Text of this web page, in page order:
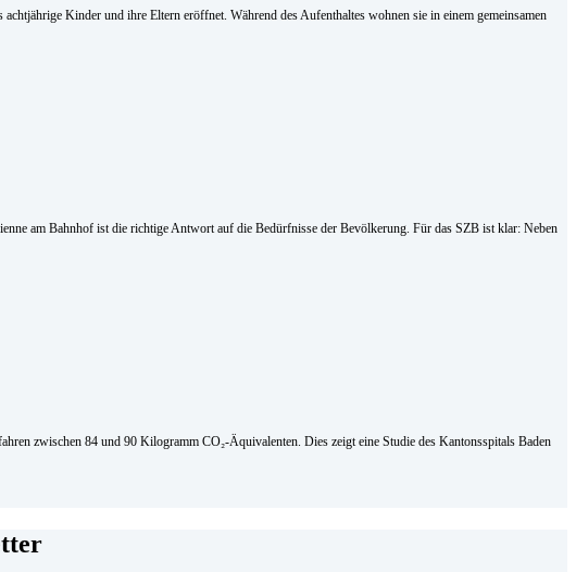
Kinder und ihre Eltern eröffnet. Während des Aufenthaltes wohnen sie in einem gemeinsamen
am Bahnhof ist die richtige Antwort auf die Bedürfnisse der Bevölkerung. Für das SZB ist klar: Neben
zwischen 84 und 90 Kilogramm CO₂-Äquivalenten. Dies zeigt eine Studie des Kantonsspitals Baden